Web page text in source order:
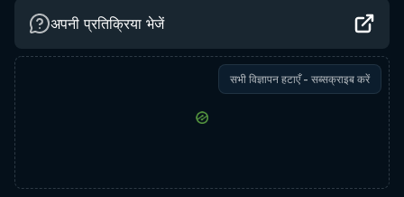
अपनी प्रतिक्रिया भेजें
सभी विज्ञापन हटाएँ - सब्सक्राइब करें